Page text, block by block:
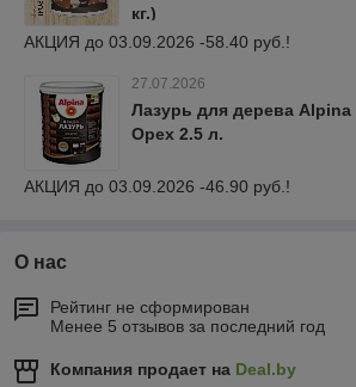
кг.)
АКЦИЯ до 03.09.2026 -58.40 руб.!
27.07.2026
Лазурь для дерева
Орех 2.5 л.
АКЦИЯ до 03.09.2026 -46.90 руб.!
О нас
Рейтинг не сформирован
Менее 5 отзывов за последний год
Компания продает на Deal.by